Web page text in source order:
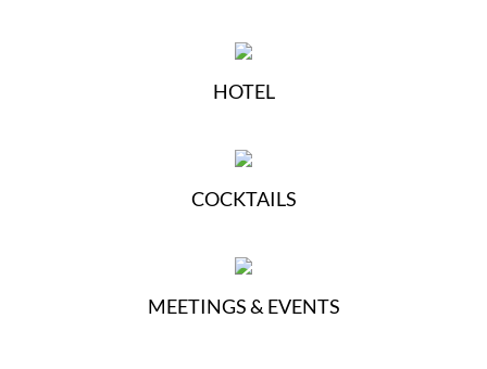
HOTEL
COCKTAILS
MEETINGS & EVENTS